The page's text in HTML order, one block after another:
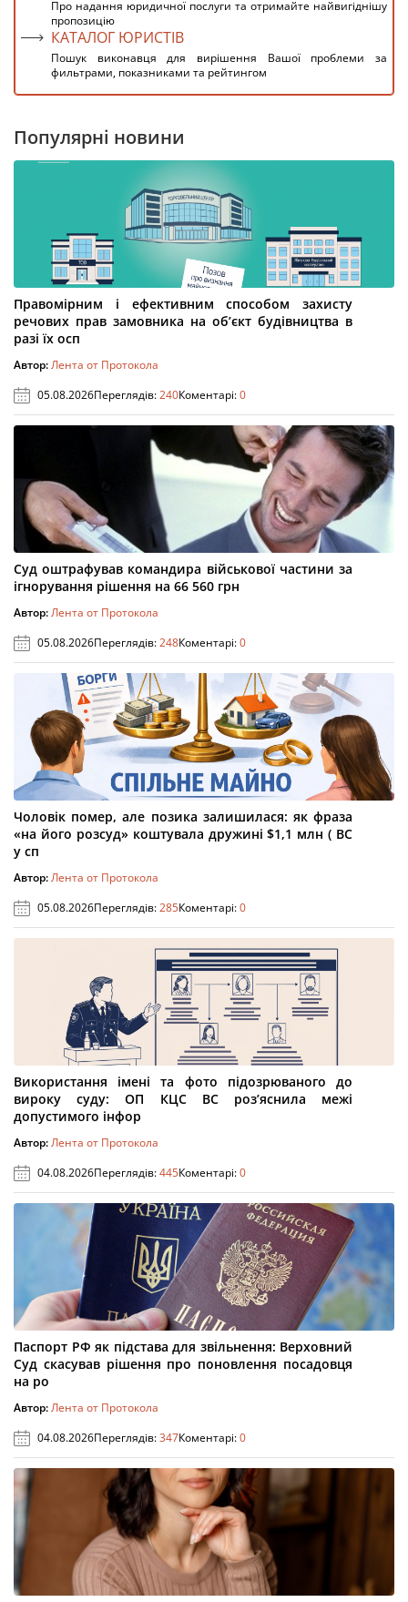
Про надання юридичної послуги та отримайте найвигіднішу
пропозицію
КАТАЛОГ ЮРИСТІВ
Пошук виконавця для вирішення Вашої проблеми за
фильтрами, показниками та рейтингом
Популярні новини
Правомірним і ефективним способом захисту
речових прав замовника на об’єкт будівництва в
разі їх осп
Автор:Лента от Протокола
05.08.2026Переглядів:240Коментарі:0
Суд оштрафував командира військової частини за
ігнорування рішення на 66 560 грн
Автор:Лента от Протокола
05.08.2026Переглядів:248Коментарі:0
Чоловік помер, але позика залишилася: як фраза
«на його розсуд» коштувала дружині $1,1 млн ( ВС
у сп
Автор:Лента от Протокола
05.08.2026Переглядів:285Коментарі:0
Використання імені та фото підозрюваного до
вироку суду: ОП КЦС ВС роз’яснила межі
допустимого інфор
Автор:Лента от Протокола
04.08.2026Переглядів:445Коментарі:0
Паспорт РФ як підстава для звільнення: Верховний
Суд скасував рішення про поновлення посадовця
на ро
Автор:Лента от Протокола
04.08.2026Переглядів:347Коментарі:0